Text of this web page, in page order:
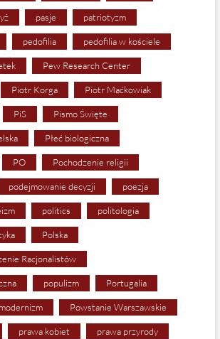
pasje patriotyzm
pedofilia pedofilia w kościele
Pew Research Center
Piotr Korga Piotr Maćkowiak
PiS Pismo Święte
Płeć biologiczna
PO Pochodzenie religii
podejmowanie decyzji poezja
politics politologia
Polska
Racjonalistów
populizm Portugalia
Powstanie Warszawskie
prawa kobiet prawa przyrody